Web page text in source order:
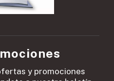
y promociones